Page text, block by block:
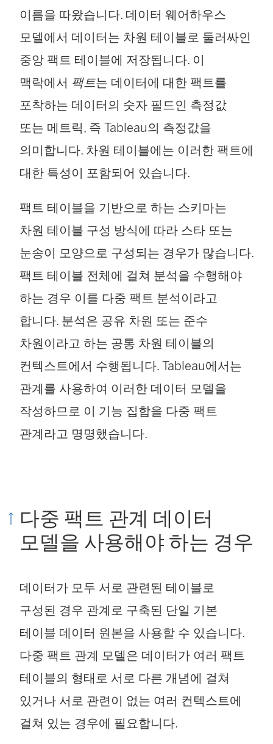
이름을 따왔습니다. 데이터 웨어하우스
모델에서 데이터는 차원 테이블로 둘러싸인
중앙 팩트 테이블에 저장됩니다. 이
맥락에서 팩트는 데이터에 대한 팩트를
포착하는 데이터의 숫자 필드인 측정값
또는 메트릭, 즉 Tableau의 측정값을
의미합니다. 차원 테이블에는 이러한 팩트에
대한 특성이 포함되어 있습니다.
팩트 테이블을 기반으로 하는 스키마는
차원 테이블 구성 방식에 따라 스타 또는
눈송이 모양으로 구성되는 경우가 많습니다.
팩트 테이블 전체에 걸쳐 분석을 수행해야
하는 경우 이를 다중 팩트 분석이라고
합니다. 분석은 공유 차원 또는 준수
차원이라고 하는 공통 차원 테이블의
컨텍스트에서 수행됩니다. Tableau에서는
관계를 사용하여 이러한 데이터 모델을
작성하므로 이 기능 집합을 다중 팩트
관계라고 명명했습니다.
다중 팩트 관계 데이터
모델을 사용해야 하는 경우
데이터가 모두 서로 관련된 테이블로
구성된 경우 관계로 구축된 단일 기본
테이블 데이터 원본을 사용할 수 있습니다.
다중 팩트 관계 모델은 데이터가 여러 팩트
테이블의 형태로 서로 다른 개념에 걸쳐
있거나 서로 관련이 없는 여러 컨텍스트에
걸쳐 있는 경우에 필요합니다.